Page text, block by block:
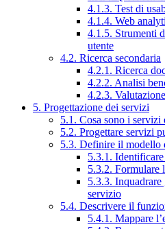
4.1.3. Test di
4.1.4. Web
4.1.5. Strumenti
utente
4.2. Ricerca secondaria
4.2.1. Ricerca
4.2.2. Analisi
4.2.3.
5. Progettazione dei servizi
5.1. Cosa sono i servizi
5.2. Progettare servizi
5.3. Definire il modello
5.3.1.
5.3.2. Formulare
5.3.3.
servizio
5.4. Descrivere il
5.4.1. Mappare